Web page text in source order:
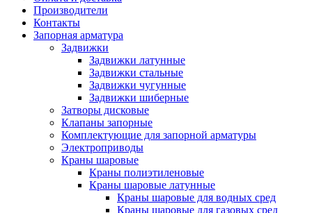
Производители
Контакты
Запорная арматура
Задвижки
Задвижки латунные
Задвижки стальные
Задвижки чугунные
Задвижки шиберные
Затворы дисковые
Клапаны запорные
Комплектующие для запорной арматуры
Электроприводы
Краны шаровые
Краны полиэтиленовые
Краны шаровые латунные
Краны шаровые для водных сред
Краны шаровые для газовых сред